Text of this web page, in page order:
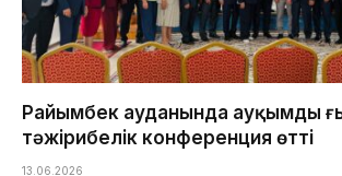
Райымбек ауданында ауқымды
тәжірибелік конференция өтті
13.06.2026